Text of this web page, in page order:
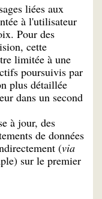
liées aux
à l'utilisateur
Pour des
cette
limitée à une
poursuivis par
plus détaillée
dans un second
à jour, des
de données
(via
sur le premier